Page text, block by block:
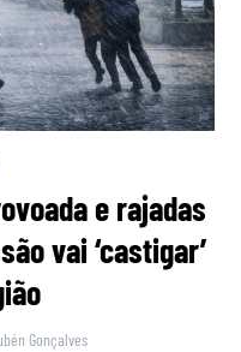
e rajadas
vai ‘castigar’
Gonçalves